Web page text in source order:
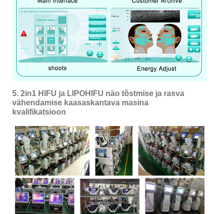
5. 2in1 HIFU ja LIPOHIFU näo tõstmise ja rasva
vähendamise kaasaskantava masina
kvalifikatsioon